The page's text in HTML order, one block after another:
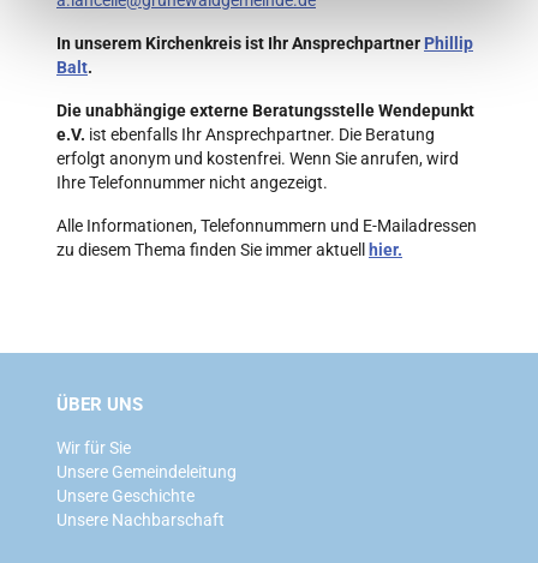
In unserem Kirchenkreis ist Ihr Ansprechpartner Phillip
Balt.
Die unabhängige externe Beratungsstelle Wendepunkt
e.V. ist ebenfalls Ihr Ansprechpartner. Die Beratung
erfolgt anonym und kostenfrei. Wenn Sie anrufen, wird
Ihre Telefonnummer nicht angezeigt.
Alle Informationen, Telefonnummern und E-Mailadressen
zu diesem Thema finden Sie immer aktuell
hier.
ÜBER UNS
Wir für Sie
Unsere Gemeindeleitung
Unsere Geschichte
Unsere Nachbarschaft